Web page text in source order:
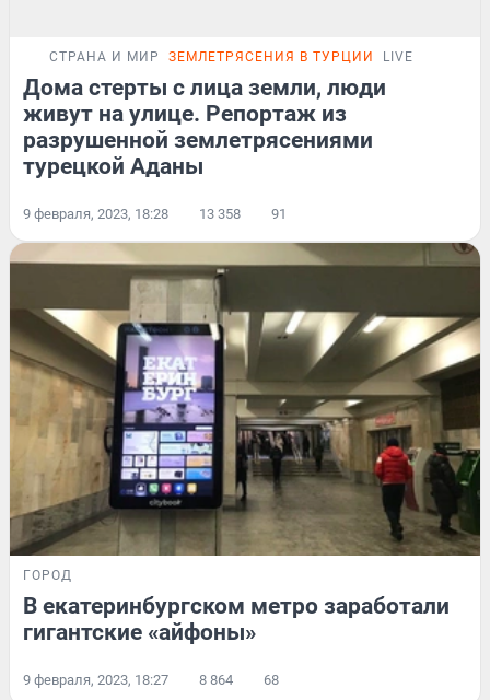
СТРАНА И МИР ЗЕМЛЕТРЯСЕНИЯ В ТУРЦИИ LIVE
Дома стерты с лица земли, люди
живут на улице. Репортаж из
разрушенной землетрясениями
турецкой Аданы
9 февраля, 2023, 18:28 13 358 91
ГОРОД
В екатеринбургском метро заработали
гигантские «айфоны»
9 февраля, 2023, 18:27 8 864 68